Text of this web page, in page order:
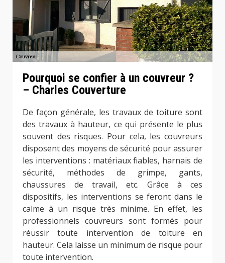
Pourquoi se confier à un couvreur ?
– Charles Couverture
De façon générale, les travaux de toiture sont
des travaux à hauteur, ce qui présente le plus
souvent des risques. Pour cela, les couvreurs
disposent des moyens de sécurité pour assurer
les interventions : matériaux fiables, harnais de
sécurité, méthodes de grimpe, gants,
chaussures de travail, etc. Grâce à ces
dispositifs, les interventions se feront dans le
calme à un risque très minime. En effet, les
professionnels couvreurs sont formés pour
réussir toute intervention de toiture en
hauteur. Cela laisse un minimum de risque pour
toute intervention.